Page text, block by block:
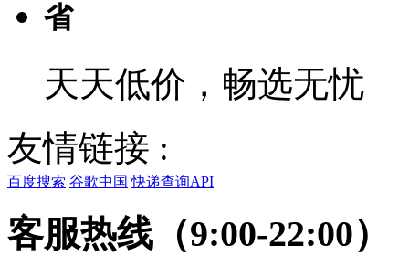
省
天天低价，畅选无忧
友情链接 :
百度搜索 谷歌中国 快递查询API
客服热线（9:00-22:00）